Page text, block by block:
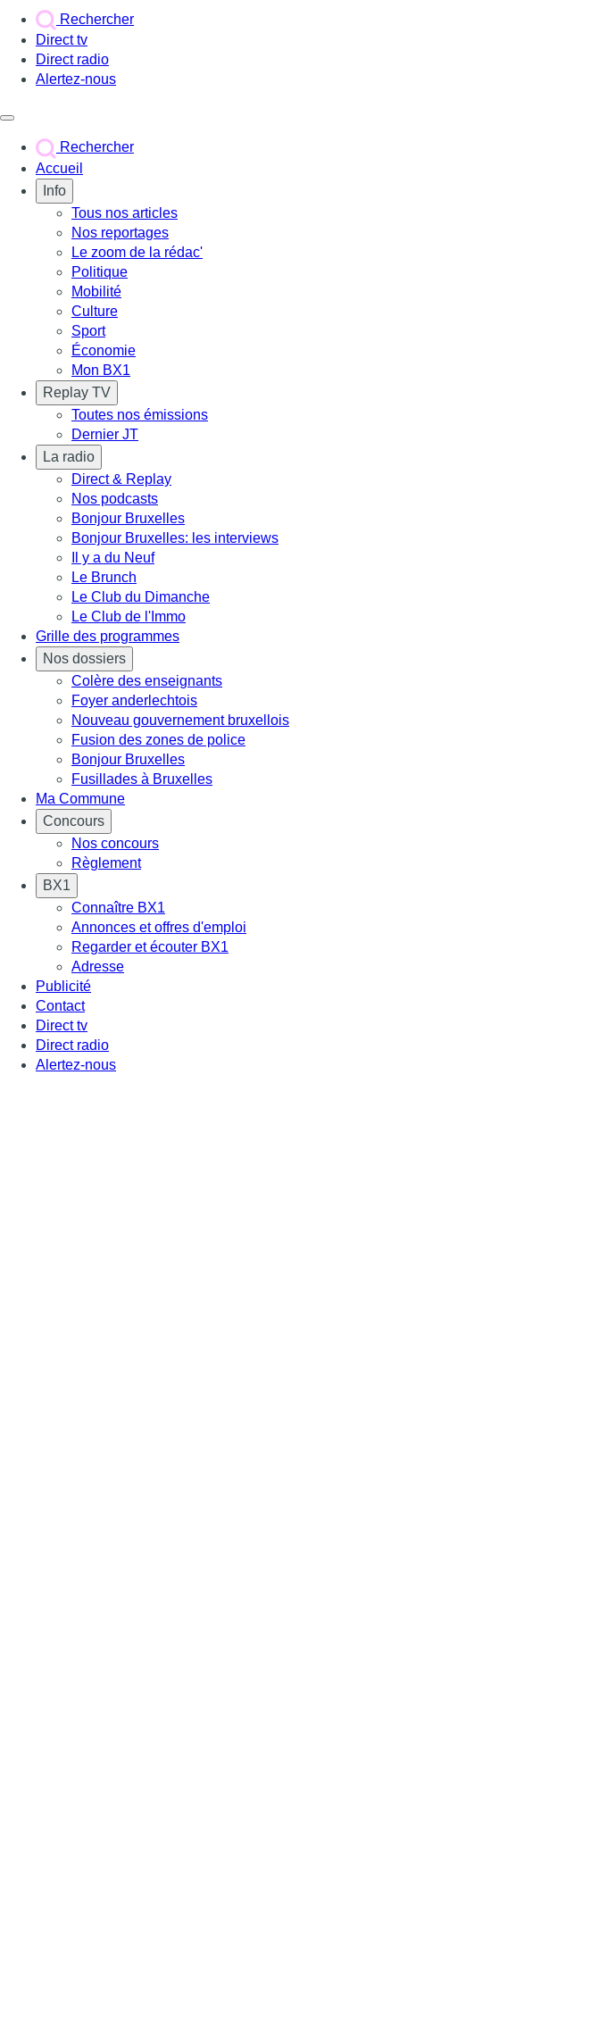
Rechercher
Direct tv
Direct radio
Alertez-nous
Rechercher
Accueil
Info
Tous nos articles
Nos reportages
Le zoom de la rédac'
Politique
Mobilité
Culture
Sport
Économie
Mon BX1
Replay TV
Toutes nos émissions
Dernier JT
La radio
Direct & Replay
Nos podcasts
Bonjour Bruxelles
Bonjour Bruxelles: les interviews
Il y a du Neuf
Le Brunch
Le Club du Dimanche
Le Club de l'Immo
Grille des programmes
Nos dossiers
Colère des enseignants
Foyer anderlechtois
Nouveau gouvernement bruxellois
Fusion des zones de police
Bonjour Bruxelles
Fusillades à Bruxelles
Ma Commune
Concours
Nos concours
Règlement
BX1
Connaître BX1
Annonces et offres d'emploi
Regarder et écouter BX1
Adresse
Publicité
Contact
Direct tv
Direct radio
Alertez-nous